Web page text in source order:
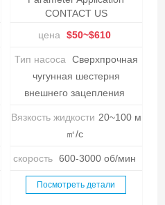
CONTACT US
цена
$50~$610
Тип насоса
Сверхпрочная
чугунная шестерня
внешнего зацепления
Вязкость жидкости 20~100 м
㎡/с
скорость 600-3000 об/мин
Посмотреть детали